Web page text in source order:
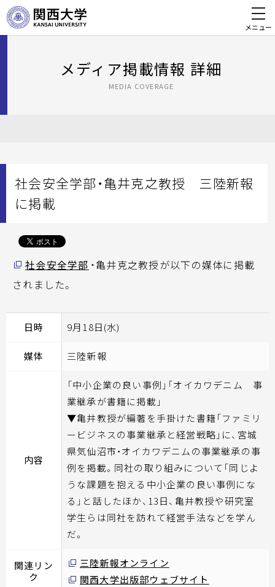
メニュー
メディア掲載情報 詳細
MEDIA COVERAGE
社会安全学部・亀井克之教授 三陸新報
に掲載
社会安全学部 ・亀井克之教授が以下の媒体に掲載
されました。
日時 9月18日(水)
媒体 三陸新報
内容
「中小企業の良い事例」「オイカワデニム 事
業継承が書籍に掲載」
▼亀井教授が編著を手掛けた書籍「ファミリ
ービジネスの事業継承と経営戦略」に、宮城
県気仙沼市・オイカワデニムの事業継承の事
例を掲載。同社の取り組みについて「同じよ
うな課題を抱える中小企業の良い事例にな
る」と話したほか、13日、亀井教授や研究室
学生らは同社を訪れて経営手法などを学ん
だ。
関連リン
ク
三陸新報オンライン
関西大学出版部ウェブサイト